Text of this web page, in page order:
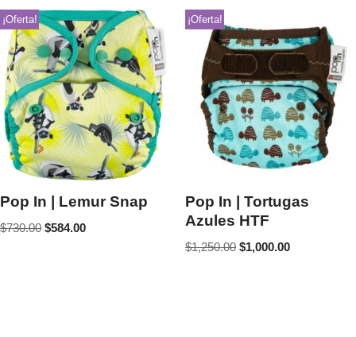
¡Oferta!
Pop In | Lemur Snap
$730.00 $584.00
¡Oferta!
Pop In | Tortugas
Azules HTF
$1,250.00 $1,000.00